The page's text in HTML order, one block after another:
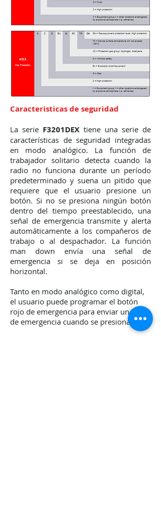
Caracteristicas de seguridad
La serie F3201DEX tiene una serie de
características de seguridad integradas
en modo analógico. La función de
trabajador solitario detecta cuando la
radio no funciona durante un período
predeterminado y suena un pitido que
requiere que el usuario presione un
botón. Si no se presiona ningún botón
dentro del tiempo preestablecido, una
señal de emergencia transmite y alerta
automáticamente a los compañeros de
trabajo o al despachador. La función
man down envía una señal de
emergencia si se deja en posición
horizontal.
Tanto en modo analógico como digital,
el usuario puede programar el botón
rojo de emergencia para enviar un tono
de emergencia cuando se presiona.